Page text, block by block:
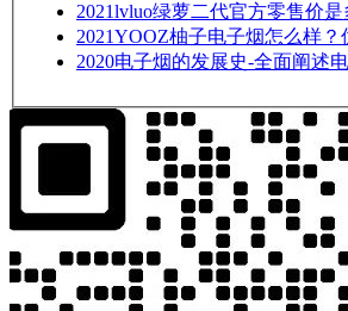
2021lvluo绿萝二代官方零售价是
2021YOOZ柚子电子烟怎么样？
2020电子烟的发展史-全面阐述